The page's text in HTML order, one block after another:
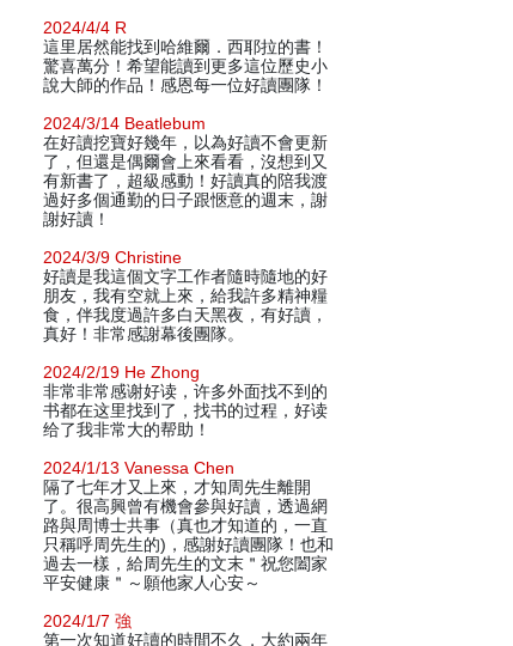
2024/4/4 R
這里居然能找到哈維爾．西耶拉的書！
驚喜萬分！希望能讀到更多這位歷史小
說大師的作品！感恩每一位好讀團隊！
2024/3/14 Beatlebum
在好讀挖寶好幾年，以為好讀不會更新
了，但還是偶爾會上來看看，沒想到又
有新書了，超級感動！好讀真的陪我渡
過好多個通勤的日子跟愜意的週末，謝
謝好讀！
2024/3/9 Christine
好讀是我這個文字工作者隨時隨地的好
朋友，我有空就上來，給我許多精神糧
食，伴我度過許多白天黑夜，有好讀，
真好！非常感謝幕後團隊。
2024/2/19 He Zhong
非常非常感谢好读，许多外面找不到的
书都在这里找到了，找书的过程，好读
给了我非常大的帮助！
2024/1/13 Vanessa Chen
隔了七年才又上來，才知周先生離開
了。很高興曾有機會參與好讀，透過網
路與周博士共事（真也才知道的，一直
只稱呼周先生的)，感謝好讀團隊！也和
過去一樣，給周先生的文末＂祝您闔家
平安健康＂～願他家人心安～
2024/1/7 強
第一次知道好讀的時間不久，大約兩年